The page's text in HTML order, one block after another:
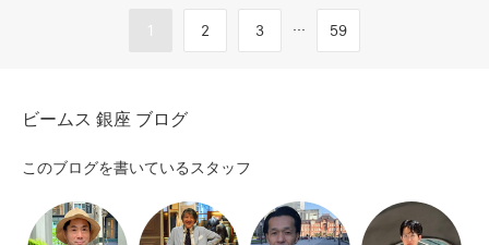
1 2 3 ... 59
ビームス 銀座 ブログ
このブログを書いているスタッフ